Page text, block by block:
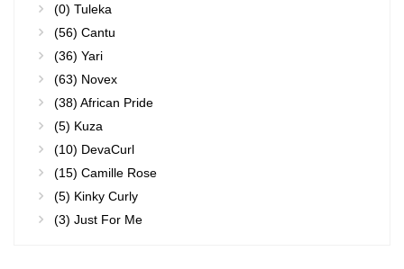
(0) Tuleka
(56) Cantu
(36) Yari
(63) Novex
(38) African Pride
(5) Kuza
(10) DevaCurl
(15) Camille Rose
(5) Kinky Curly
(3) Just For Me